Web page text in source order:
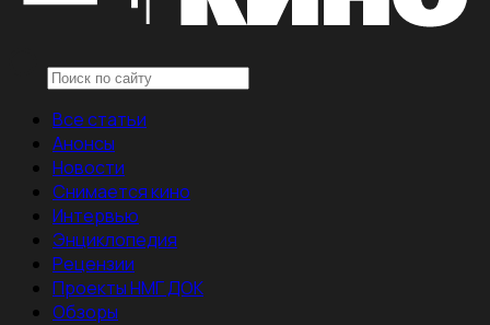
Все статьи
Анонсы
Новости
Снимается кино
Интервью
Энциклопедия
Рецензии
Проекты НМГ ДОК
Обзоры